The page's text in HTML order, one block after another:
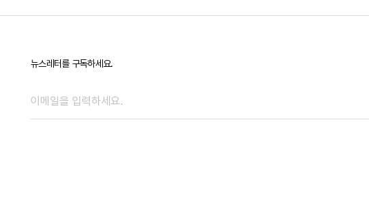
뉴스레터를 구독하세요.